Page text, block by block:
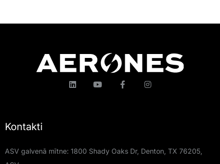
Kontakti
ASV galvenā mītne: 1800 Shady Oaks Dr, Denton, TX 76205,